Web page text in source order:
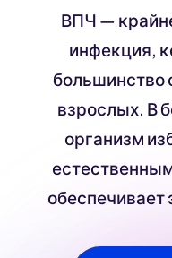
ВПЧ —
инфекция,
большинство
взрослых. В
организм